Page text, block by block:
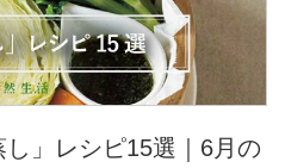
」レシピ15選｜6月の